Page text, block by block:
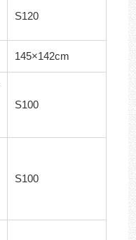
S120
145×142cm
S100
S100